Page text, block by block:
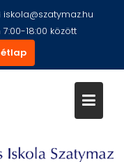
iskola@szatymaz.hu
18:00 között
étlap